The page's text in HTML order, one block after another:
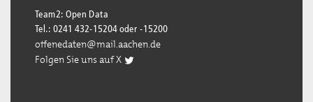
Team2: Open Data
Tel.: 0241 432-15204 oder -15200
offenedaten@mail.aachen.de
Folgen Sie uns auf X